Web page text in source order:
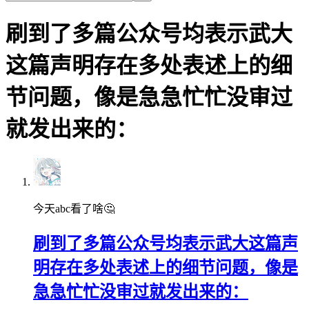
刷到了多篇公众号均表示武大
这篇声明存在多处表述上的细
节问题，像是急急忙忙没审过
就发出来的：
今天abc看了啥🤔
刷到了多篇公众号均表示武大这篇声
明存在多处表述上的细节问题，像是
急急忙忙没审过就发出来的：